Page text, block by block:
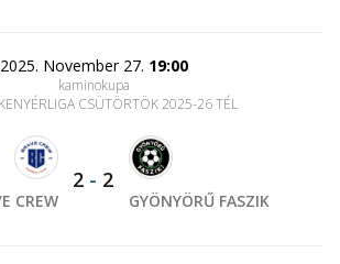
2025. November 27. 19:00
kaminokupa
CSÜTÖRTÖK 2025-26 TÉL
CREW
2 - 2
GYÖNYÖRŰ FASZIK